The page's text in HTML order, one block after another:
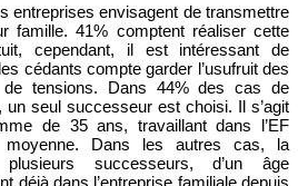
entreprises envisagent de transmettre
famille. 41% comptent réaliser cette
cependant, il est intéressant de
cédants compte garder l’usufruit des
de tensions. Dans 44% des cas de
un seul successeur est choisi. Il s’agit
de 35 ans, travaillant dans l’EF
Dans les autres cas, la
successeurs, d’un âge
déjà dans l’entreprise familiale depuis